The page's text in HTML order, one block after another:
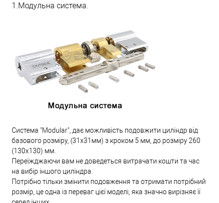
1.Модульна система.
Система "Modular", дає можливість подовжити циліндр від
базового розміру, (31х31мм) з кроком 5 мм, до розміру 260
(130х130) мм.
Переїжджаючи вам не доведеться витрачати кошти та час
на вибір іншого циліндра.
Потрібно тільки змінити подовження та отримати потрібний
розмір, це одна із переваг цієї моделі, яка значно вирізняє її